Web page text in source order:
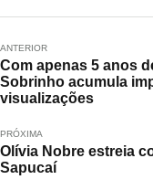
ANTERIOR
Com apenas 5 anos
Sobrinho acumula
visualizações
PRÓXIMA
Olívia Nobre estreia
Sapucaí